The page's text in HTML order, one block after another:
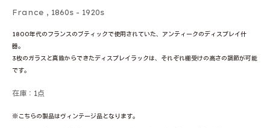
France , 1860s - 1920s
1800年代のフランスのブティックで使用されていた、アンティークのディスプレイ什
器。
3枚のガラスと真鍮からできたディスプレイラックは、それぞれ棚受けの高さの調節が可能
です。
在庫：1点
※こちらの製品はヴィンテージ品となります。